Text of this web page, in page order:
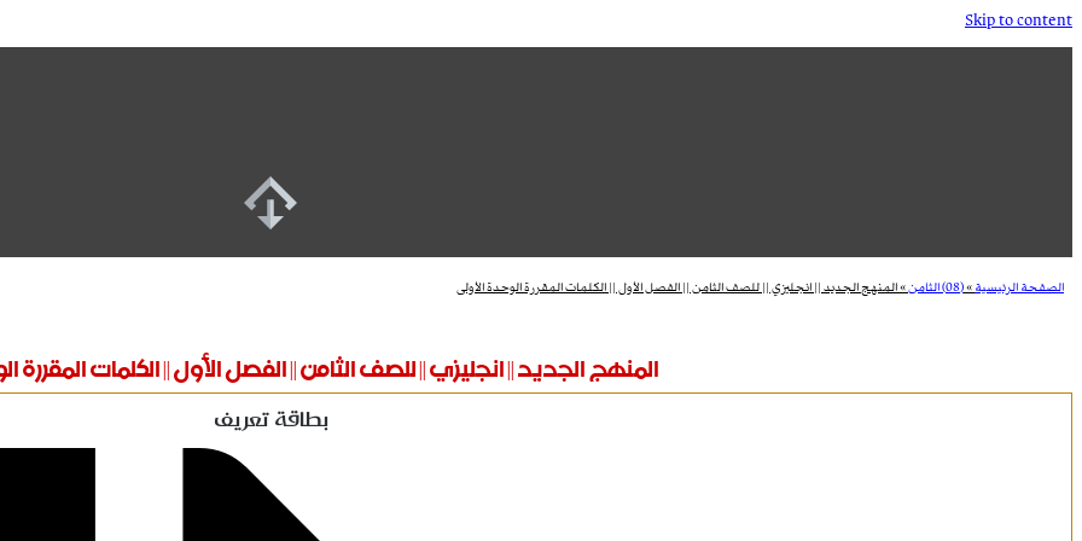
Skip to content
الصفحة الرئيسية»(08) الثامن »المنهج الجديد || انجليزي || للصف الثامن || الفصل الأول || الكلمات المقررة الوحدة الأولى
المنهج الجديد || انجليزي || للصف الثامن || الفصل الأول || الكلمات المقررة
بطاقة تعريف